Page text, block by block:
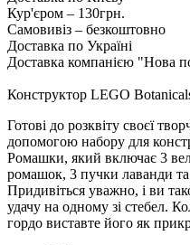
Кур'єром – 130грн.
Самовивіз – безкоштовно
Доставка по Україні
Доставка компанією "Нова
Конструктор LEGO
Готові до розквіту своєї
допомогою набору для
Ромашки, який включає 3
ромашок, 3 пучки лаванди та
Придивіться уважно, і ви
удачу на одному зі стебел.
гордо виставте його як